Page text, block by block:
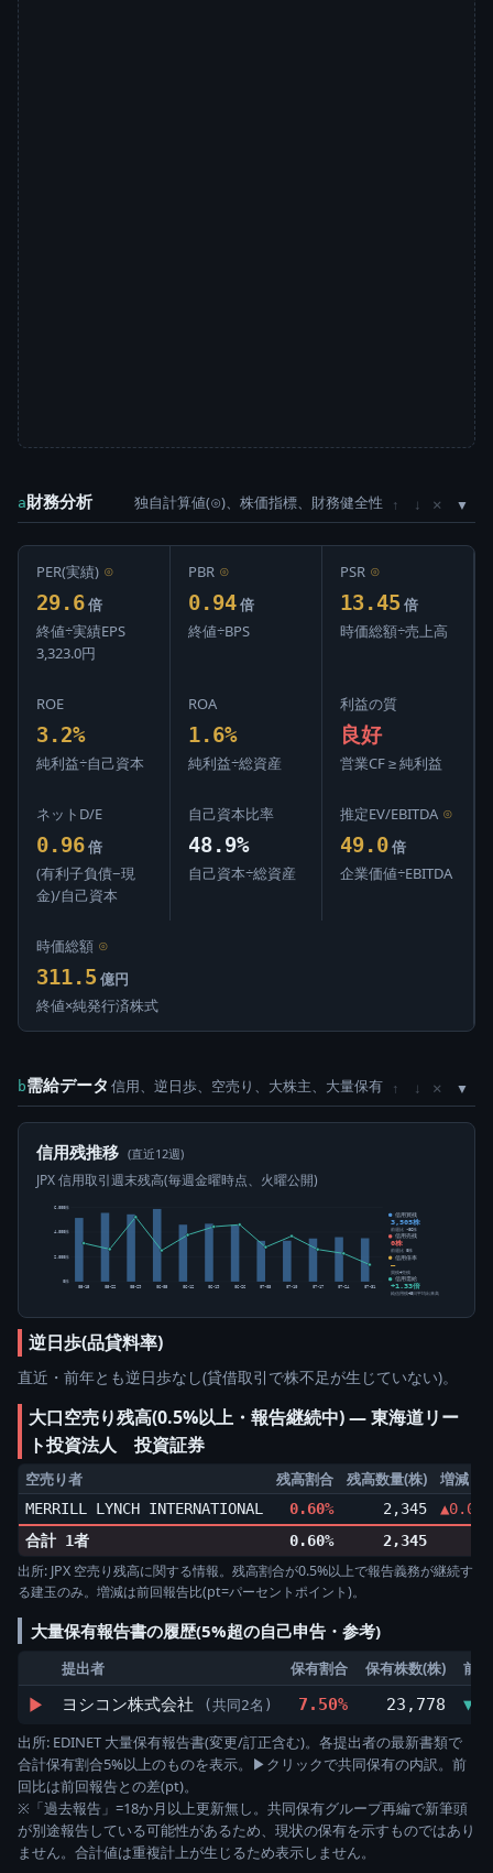
a財務分析 独自計算値(⊙)、株価指標、財務健全性 ↑ ↓ ×
PER(実績) ⊙
29.6 倍
終値÷実績EPS
3,323.0円
PBR ⊙
0.94 倍
終値÷BPS
PSR ⊙
13.45 倍
時価総額÷売上高
ROE
3.2%
純利益÷自己資本
ROA
1.6%
純利益÷総資産
利益の質
良好
営業CF ≥ 純利益
ネットD/E
0.96 倍
(有利子負債−現
金)/自己資本
自己資本比率
48.9%
自己資本÷総資産
推定EV/EBITDA ⊙
49.0 倍
企業価値÷EBITDA
時価総額 ⊙
311.5 億円
終値×純発行済株式
b需給データ 信用、逆日歩、空売り、大株主、大量保有 ↑ ↓ ×
信用残推移 (直近12週)
JPX 信用取引週末残高(毎週金曜時点、火曜公開)
0株
2,000株
4,000株
6,000株
05-15 05-22 05-29 06-05 06-12 06-19 06-26 07-03 07-10 07-17 07-24 07-31
信用買残
3,505株
前週比 -86株
信用売残
0株
前週比 0株
信用倍率
―
買残÷売残
信用需給
+1.33倍
純信用残÷5日平均出来高
逆日歩(品貸料率)
直近・前年とも逆日歩なし(貸借取引で株不足が生じていない)。
大口空売り残高(0.5%以上・報告継続中) ― 東海道リー
ト投資法人 投資証券
空売り者 残高割合 残高数量(株) 増減
MERRILL LYNCH INTERNATIONAL 0.60% 2,345
合計 1者
0.60% 2,345
出所: JPX 空売り残高に関する情報。残高割合が0.5%以上で報告義務が継続す
る建玉のみ。増減は前回報告比(pt=パーセントポイント)。
大量保有報告書の履歴(5%超の自己申告・参考)
提出者 保有割合 保有株数(株) 前
▶ ヨシコン株式会社 (共同2名) 7.50% 23,778
出所: EDINET 大量保有報告書(変更/訂正含む)。各提出者の最新書類で
合計保有割合5%以上のものを表示。▶クリックで共同保有の内訳。前
回比は前回報告との差(pt)。
※「過去報告」=18か月以上更新無し。共同保有グループ再編で新筆頭
が別途報告している可能性があるため、現状の保有を示すものではあり
ません。合計値は重複計上が生じるため表示しません。